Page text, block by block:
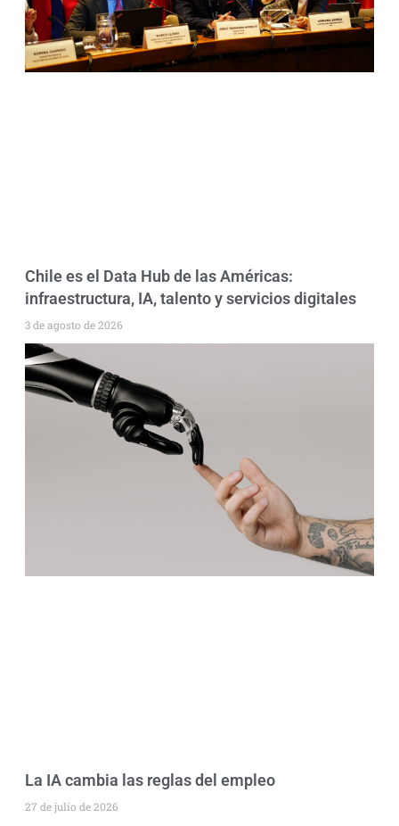
Chile es el Data Hub de las Américas:
infraestructura, IA, talento y servicios digitales
3 de agosto de 2026
La IA cambia las reglas del empleo
27 de julio de 2026